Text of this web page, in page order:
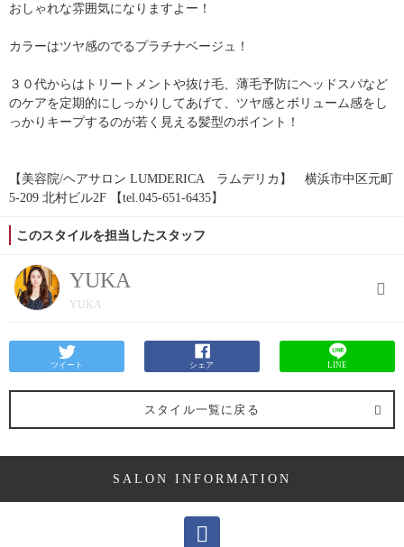
おしゃれな雰囲気になりますよー！
カラーはツヤ感のでるプラチナベージュ！
３０代からはトリートメントや抜け毛、薄毛予防にヘッドスパなど
のケアを定期的にしっかりしてあげて、ツヤ感とボリューム感をし
っかりキープするのが若く見える髪型のポイント！
【美容院/ヘアサロン LUMDERICA ラムデリカ】 横浜市中区元町
5-209 北村ビル2F 【tel.045-651-6435】
このスタイルを担当したスタッフ
YUKA
YUKA
ツイート シェア LINE
スタイル一覧に戻る
SALON INFORMATION